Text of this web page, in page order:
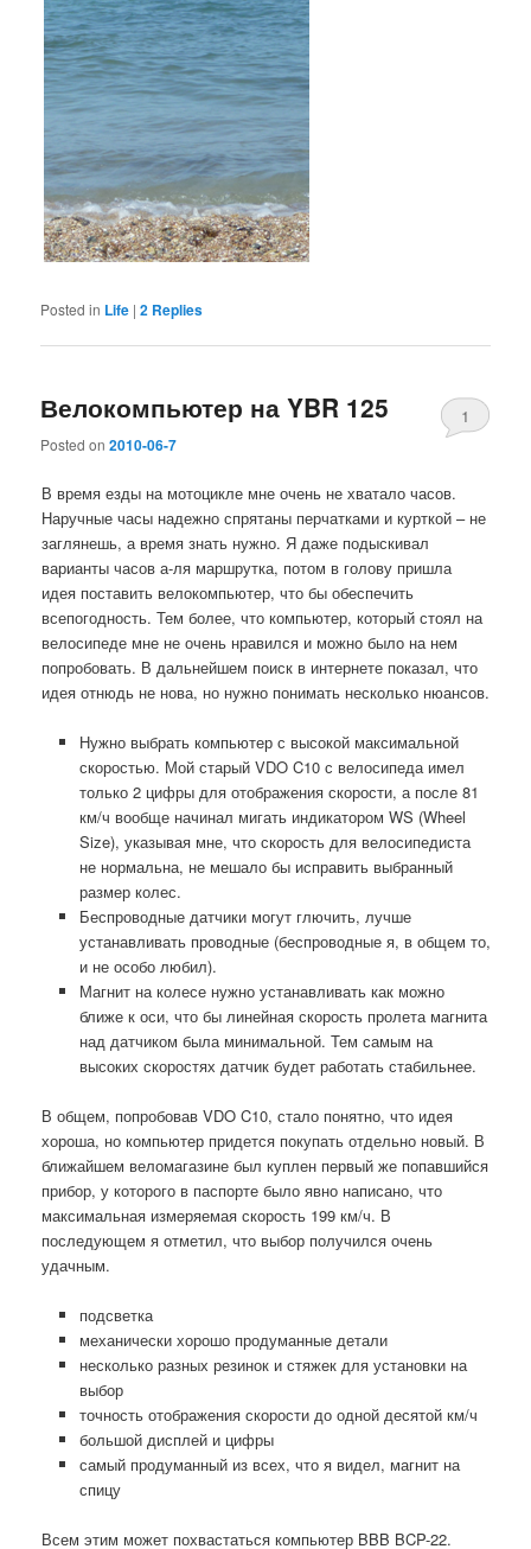
Posted in Life |2 Replies
Велокомпьютер на YBR 125
Posted on2010-06-7
1
В время езды на мотоцикле мне очень не хватало часов.
Наручные часы надежно спрятаны перчатками и курткой – не
заглянешь, а время знать нужно. Я даже подыскивал
варианты часов а-ля маршрутка, потом в голову пришла
идея поставить велокомпьютер, что бы обеспечить
всепогодность. Тем более, что компьютер, который стоял на
велосипеде мне не очень нравился и можно было на нем
попробовать. В дальнейшем поиск в интернете показал, что
идея отнюдь не нова, но нужно понимать несколько нюансов.
Нужно выбрать компьютер с высокой максимальной
скоростью. Мой старый VDO C10 с велосипеда имел
только 2 цифры для отображения скорости, а после 81
км/ч вообще начинал мигать индикатором WS (Wheel
Size), указывая мне, что скорость для велосипедиста
не нормальна, не мешало бы исправить выбранный
размер колес.
Беспроводные датчики могут глючить, лучше
устанавливать проводные (беспроводные я, в общем то,
и не особо любил).
Магнит на колесе нужно устанавливать как можно
ближе к оси, что бы линейная скорость пролета магнита
над датчиком была минимальной. Тем самым на
высоких скоростях датчик будет работать стабильнее.
В общем, попробовав VDO C10, стало понятно, что идея
хороша, но компьютер придется покупать отдельно новый. В
ближайшем веломагазине был куплен первый же попавшийся
прибор, у которого в паспорте было явно написано, что
максимальная измеряемая скорость 199 км/ч. В
последующем я отметил, что выбор получился очень
удачным.
подсветка
механически хорошо продуманные детали
несколько разных резинок и стяжек для установки на
выбор
точность отображения скорости до одной десятой км/ч
большой дисплей и цифры
самый продуманный из всех, что я видел, магнит на
спицу
Всем этим может похвастаться компьютер BBB BCP-22.